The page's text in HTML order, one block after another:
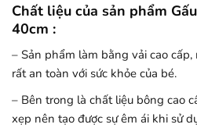
Chất liệu của sản phẩm
40cm :
– Sản phẩm làm bằng vải cao
rất an toàn với sức khỏe của bé.
– Bên trong là chất liệu bông cao
xẹp nên tạo được sự êm ái khi sử